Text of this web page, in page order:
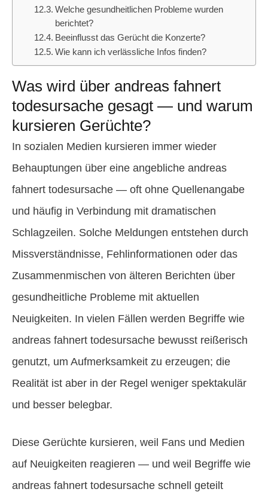
Welche gesundheitlichen Probleme wurden
berichtet?
Beeinflusst das Gerücht die Konzerte?
Wie kann ich verlässliche Infos finden?
Was wird über andreas fahnert
todesursache gesagt — und warum
kursieren Gerüchte?
In sozialen Medien kursieren immer wieder
Behauptungen über eine angebliche andreas
fahnert todesursache — oft ohne Quellenangabe
und häufig in Verbindung mit dramatischen
Schlagzeilen. Solche Meldungen entstehen durch
Missverständnisse, Fehlinformationen oder das
Zusammenmischen von älteren Berichten über
gesundheitliche Probleme mit aktuellen
Neuigkeiten. In vielen Fällen werden Begriffe wie
andreas fahnert todesursache bewusst reißerisch
genutzt, um Aufmerksamkeit zu erzeugen; die
Realität ist aber in der Regel weniger spektakulär
und besser belegbar.
Diese Gerüchte kursieren, weil Fans und Medien
auf Neuigkeiten reagieren — und weil Begriffe wie
andreas fahnert todesursache schnell geteilt